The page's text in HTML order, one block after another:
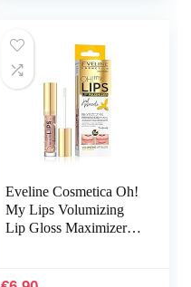
Eveline Cosmetica Oh!
My Lips Volumizing
Lip Gloss Maximizer
Lip Enhancer Voor…